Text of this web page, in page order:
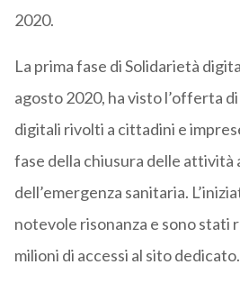
2020.
La prima fase di Solidarietà
agosto 2020, ha visto l’offerta
digitali rivolti a cittadini e
fase della chiusura delle attività
dell’emergenza sanitaria.
notevole risonanza e sono stati
milioni di accessi al sito dedicato.